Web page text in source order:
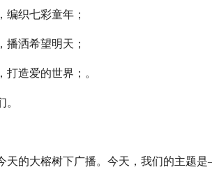
编织七彩童年；
播洒希望明天；
打造爱的世界；。
天的大榕树下广播。今天，我们的主题